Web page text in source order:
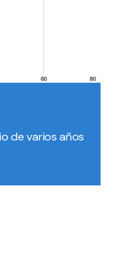
de varios años